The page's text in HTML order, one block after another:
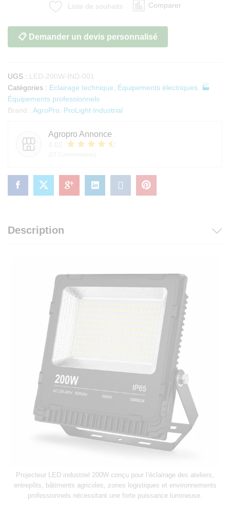
Liste de souhaits Comparer
📋 Demander un devis personnalisé
UGS : LED-200W-IND-001
Catégories : Eclairage technique Équipements électriques 🏭
Équipements professionnels
Brand : AgroPro ProLight Industrial
Agropro Annonce
Description
Projecteur LED industriel 200W conçu pour l’éclairage des ateliers,
entrepôts, bâtiments agricoles, zones logistiques et environnements
professionnels nécessitant une forte puissance lumineuse.